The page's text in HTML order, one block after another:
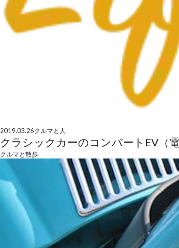
2019.03.26クルマと人
クラシックカーのコンバートEV（
クルマと散歩